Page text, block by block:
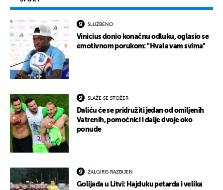
SLUŽBENO
Vinicius donio konačnu odluku, oglasio se
emotivnom porukom: "Hvala vam svima"
SLAŽE SE STOŽER
Daliću će se pridružiti jedan od omiljenih
Vatrenih, pomoćnici i dalje dvoje oko
ponude
ŽALGIRIS RAZBIJEN
Golijada u Litvi: Hajduku petarda i velika